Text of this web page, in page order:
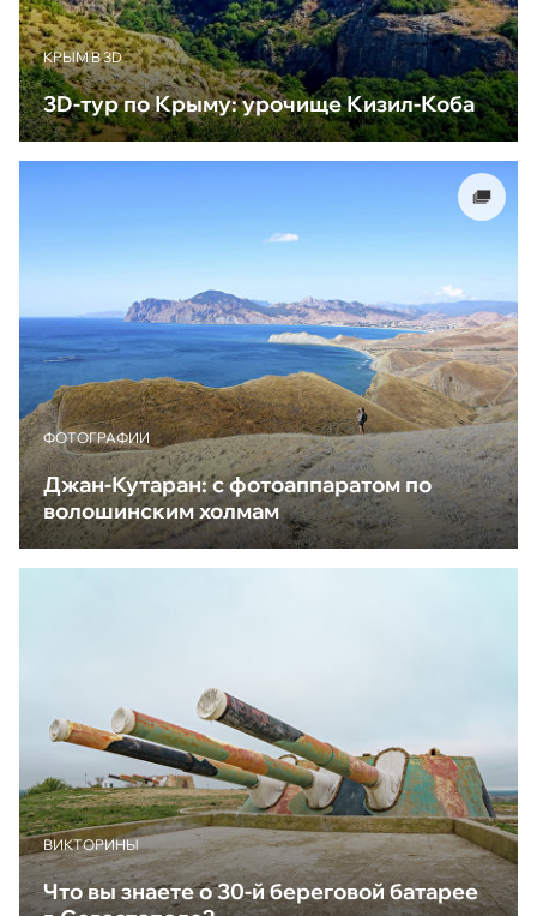
КРЫМ В 3D
3D-тур по Крыму: урочище Кизил-Коба
ФОТОГРАФИИ
Джан-Кутаран: с фотоаппаратом по
волошинским холмам
ВИКТОРИНЫ
Что вы знаете о 30-й береговой батарее